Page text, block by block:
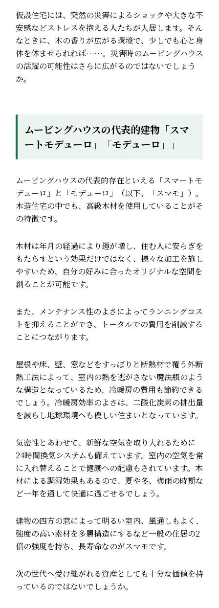
仮設住宅には、突然の災害によるショックや大きな不
安感などストレスを抱える人たちが入居します。そん
なときに、木の香りが広がる環境で、少しでも心と身
体を休ませられれば……。災害時のムービングハウス
の活躍の可能性はさらに広がるのではないでしょう
か。
ムービングハウスの代表的建物「スマ
ートモデューロ」「モデューロ」」
ムービングハウスの代表的存在といえる「スマートモ
デューロ」と「モデューロ」（以下、「スマモ」）。
木造住宅の中でも、高級木材を使用していることがそ
の特徴です。
木材は年月の経過により趣が増し、住む人に安らぎを
もたらすという効果だけではなく、様々な加工を施し
やすいため、自分の好みに合ったオリジナルな空間を
創ることが可能です。
また、メンテナンス性のよさによってランニングコス
トを抑えることができ、トータルでの費用を削減する
ことにつながります。
屋根や床、壁、窓などをすっぽりと断熱材で覆う外断
熱工法によって、室内の熱を逃がさない魔法瓶のよう
な構造となっているため、冷暖房の費用も節約できる
でしょう。冷暖房効率のよさは、二酸化炭素の排出量
を減らし地球環境へも優しい住まいとなっています。
気密性とあわせて、新鮮な空気を取り入れるために
24時間換気システムも備えています。室内の空気を常
に入れ替えることで健康への配慮もされています。木
材による調湿効果もあるので、夏や冬、梅雨の時期な
ど一年を通して快適に過ごせるでしょう。
建物の四方の窓によって明るい室内、風通しもよく、
強度の高い素材を多層構造にするなど一般の住居の2
倍の強度を持ち、長寿命なのがスマモです。
次の世代へ受け継がれる資産としても十分な価値を持
っているのではないでしょうか。